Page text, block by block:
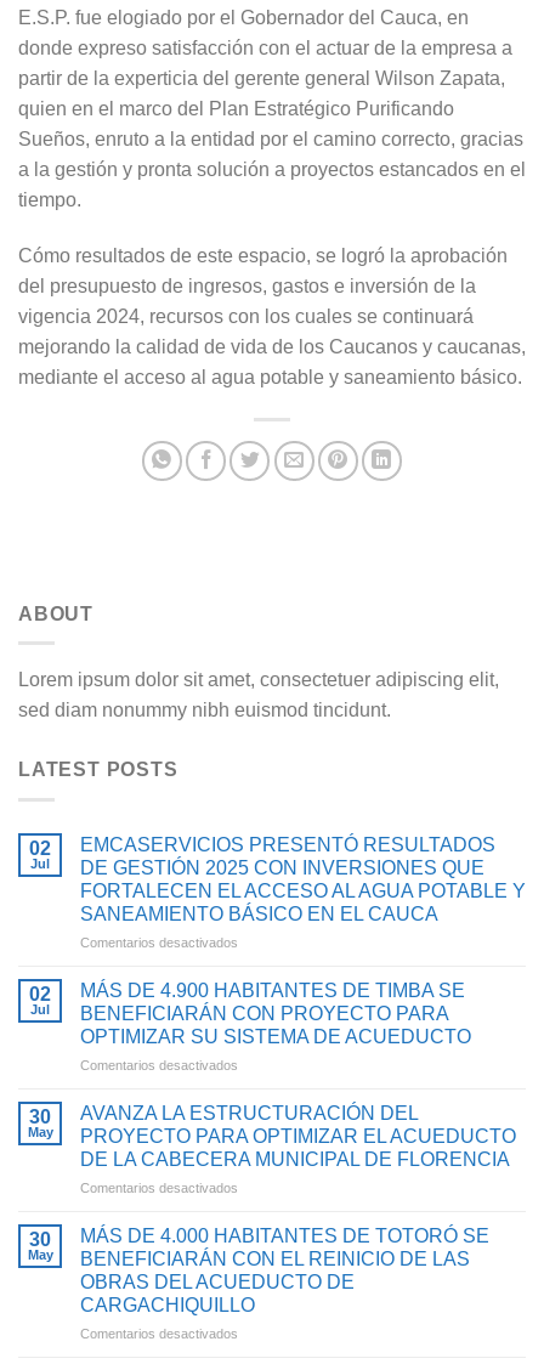
E.S.P. fue elogiado por el Gobernador del Cauca, en
donde expreso satisfacción con el actuar de la empresa a
partir de la experticia del gerente general Wilson Zapata,
quien en el marco del Plan Estratégico Purificando
Sueños, enruto a la entidad por el camino correcto, gracias
a la gestión y pronta solución a proyectos estancados en el
tiempo.
Cómo resultados de este espacio, se logró la aprobación
del presupuesto de ingresos, gastos e inversión de la
vigencia 2024, recursos con los cuales se continuará
mejorando la calidad de vida de los Caucanos y caucanas,
mediante el acceso al agua potable y saneamiento básico.
ABOUT
Lorem ipsum dolor sit amet, consectetuer adipiscing elit,
sed diam nonummy nibh euismod tincidunt.
LATEST POSTS
02
Jul
EMCASERVICIOS PRESENTÓ RESULTADOS
DE GESTIÓN 2025 CON INVERSIONES QUE
FORTALECEN EL ACCESO AL AGUA POTABLE Y
SANEAMIENTO BÁSICO EN EL CAUCA
Comentarios desactivados
PRESENTÓ
RESULTADOS
DE
GESTIÓN
INVERSIONES
QUE
FORTALECEN
EL
AGUA
POTABLE
Y
SANEAMIENTO
BÁSICO
02
Jul
MÁS DE 4.900 HABITANTES DE TIMBA SE
BENEFICIARÁN CON PROYECTO PARA
OPTIMIZAR SU SISTEMA DE ACUEDUCTO
Comentarios desactivados
DE
4.900
HABITANTES
DE
BENEFICIARÁN
CON
PROYECTO
PARA
OPTIMIZAR
30
May
AVANZA LA ESTRUCTURACIÓN DEL
PROYECTO PARA OPTIMIZAR EL ACUEDUCTO
DE LA CABECERA MUNICIPAL DE FLORENCIA
Comentarios desactivados
LA
ESTRUCTURACIÓN
DEL
PROYECTO
PARA
30
May
MÁS DE 4.000 HABITANTES DE TOTORÓ SE
BENEFICIARÁN CON EL REINICIO DE LAS
OBRAS DEL ACUEDUCTO DE
CARGACHIQUILLO
Comentarios desactivados